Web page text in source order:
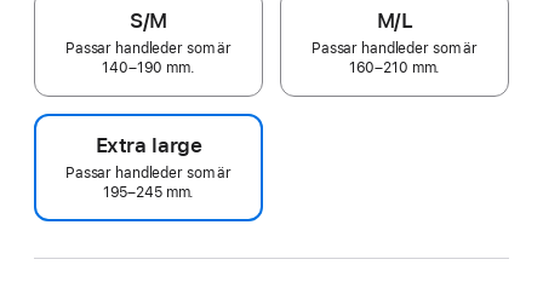
S/M
Passar handleder som är
140–190 mm.
M/L
Passar handleder som är
160–210 mm.
Extra large
Passar handleder som är
195–245 mm.